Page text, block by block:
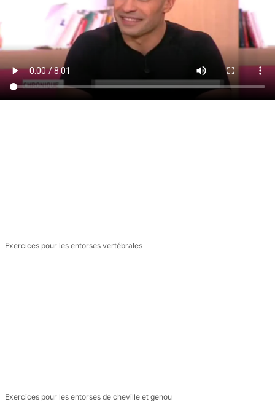
Exercices pour les entorses vertébrales
Exercices pour les entorses de cheville et genou